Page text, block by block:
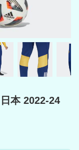
本 2022-24